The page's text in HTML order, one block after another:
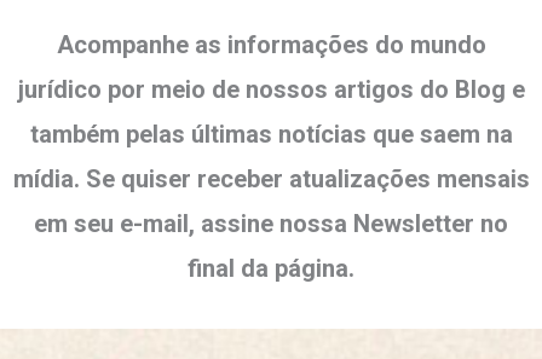
Acompanhe as informações do mundo
jurídico por meio de nossos artigos do Blog e
também pelas últimas notícias que saem na
mídia. Se quiser receber atualizações mensais
em seu e-mail, assine nossa Newsletter no
final da página.